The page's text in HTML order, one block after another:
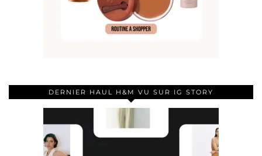
DERNIER HAUL H&M VU SUR IG STORY